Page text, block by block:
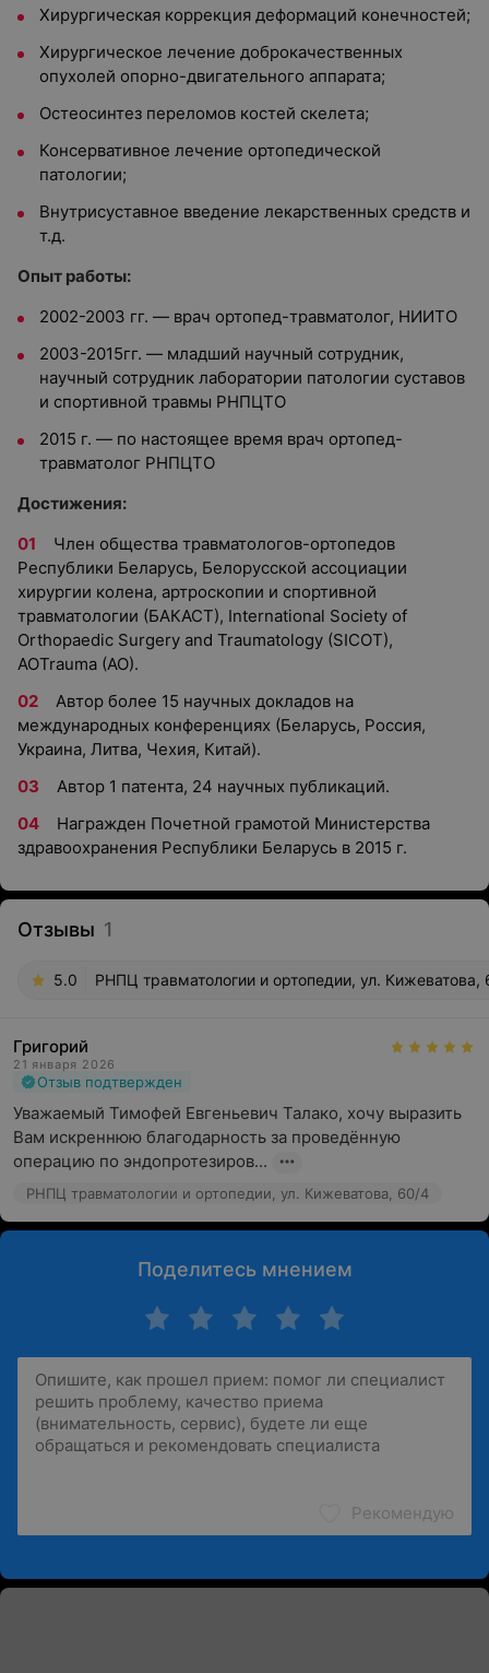
Хирургическая коррекция деформаций конечностей;
Хирургическое лечение доброкачественных
опухолей опорно-двигательного аппарата;
Остеосинтез переломов костей скелета;
Консервативное лечение ортопедической
патологии;
Внутрисуставное введение лекарственных средств и
т.д.
Опыт работы:
2002-2003 гг. — врач ортопед-травматолог, НИИТО
2003-2015гг. — младший научный сотрудник,
научный сотрудник лаборатории патологии суставов
и спортивной травмы РНПЦТО
2015 г. — по настоящее время врач ортопед-
травматолог РНПЦТО
Достижения:
Член общества травматологов-ортопедов
Республики Беларусь, Белорусской ассоциации
хирургии колена, артроскопии и спортивной
травматологии (БАКАСТ), International Society of
Orthopaedic Surgery and Traumatology (SICOT),
AOTrauma (AO).
Автор более 15 научных докладов на
международных конференциях (Беларусь, Россия,
Украина, Литва, Чехия, Китай).
Автор 1 патента, 24 научных публикаций.
Награжден Почетной грамотой Министерства
здравоохранения Республики Беларусь в 2015 г.
Отзывы 1
5.0 РНПЦ травматологии и ортопедии, ул. Кижеватова,
Григорий
21 января 2026
Отзыв подтвержден
Уважаемый Тимофей Евгеньевич Талако, хочу выразить
Вам искреннюю благодарность за проведённую
операцию по эндопротезиров...
РНПЦ травматологии и ортопедии, ул. Кижеватова, 60/4
Поделитесь мнением
Рекомендую